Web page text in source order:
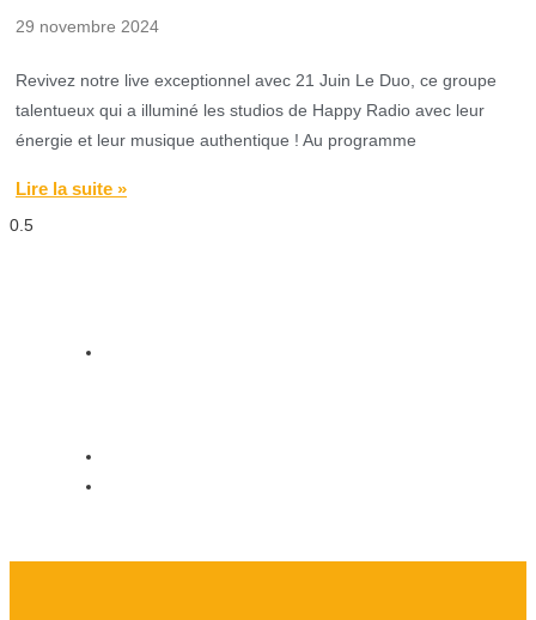
29 novembre 2024
Revivez notre live exceptionnel avec 21 Juin Le Duo, ce groupe
talentueux qui a illuminé les studios de Happy Radio avec leur
énergie et leur musique authentique ! Au programme
Lire la suite »